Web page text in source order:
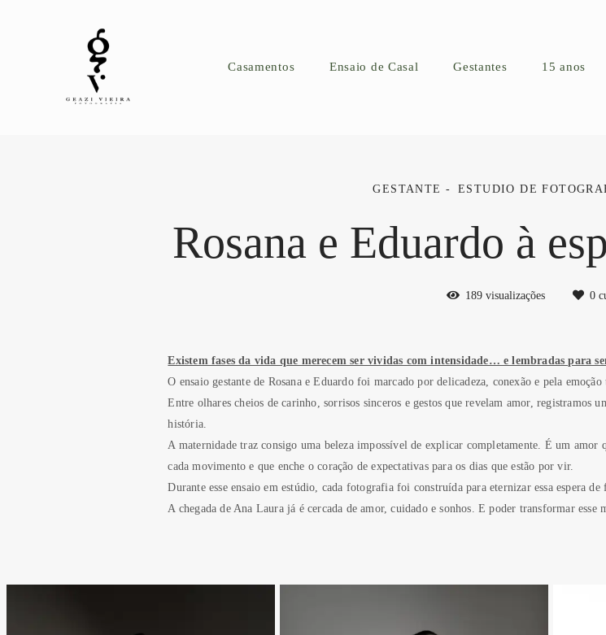
Casamentos Ensaio de Casal Gestantes 15 anos
GESTANTE ESTUDIO DE
Rosana e Eduardo à
189 visualizações 0
Existem fases da vida que merecem ser vividas com intensidade… e lembradas para
O ensaio gestante de Rosana e Eduardo foi marcado por delicadeza, conexão e pela emoção
Entre olhares cheios de carinho, sorrisos sinceros e gestos que revelam amor, registramos
história.
A maternidade traz consigo uma beleza impossível de explicar completamente. É um amor
cada movimento e que enche o coração de expectativas para os dias que estão por vir.
Durante esse ensaio em estúdio, cada fotografia foi construída para eternizar essa espera de
A chegada de Ana Laura já é cercada de amor, cuidado e sonhos. E poder transformar